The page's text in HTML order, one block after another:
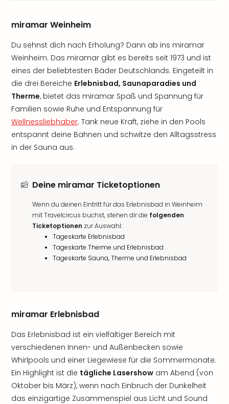
miramar Weinheim
Du sehnst dich nach Erholung? Dann ab ins miramar
Weinheim. Das miramar gibt es bereits seit 1973 und ist
eines der beliebtesten Bäder Deutschlands. Eingeteilt in
die drei Bereiche Erlebnisbad, Saunaparadies und
Therme, bietet das miramar Spaß und Spannung für
Familien sowie Ruhe und Entspannung für
Wellnessliebhaber. Tank neue Kraft, ziehe in den Pools
entspannt deine Bahnen und schwitze den Alltagsstress
in der Sauna aus.
Deine miramar Ticketoptionen
Wenn du deinen Eintritt für das Erlebnisbad in Weinheim
mit Travelcircus buchst, stehen dir die folgenden
Ticketoptionen zur Auswahl:
Tageskarte Erlebnisbad
Tageskarte Therme und Erlebnisbad
Tageskarte Sauna, Therme und Erlebnisbad
miramar Erlebnisbad
Das Erlebnisbad ist ein vielfältiger Bereich mit
verschiedenen Innen- und Außenbecken sowie
Whirlpools und einer Liegewiese für die Sommermonate.
Ein Highlight ist die tägliche Lasershow am Abend (von
Oktober bis März), wenn nach Einbruch der Dunkelheit
das einzigartige Zusammenspiel aus Licht und Sound